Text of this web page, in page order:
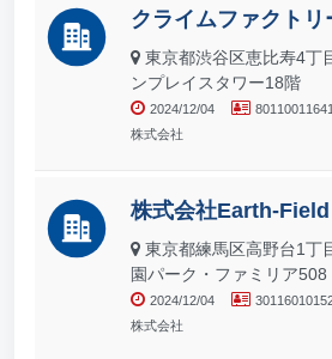
クライムファクトリ
東京都渋谷区恵比寿4丁
ンプレイスタワー18階
2024/12/04
株式会社
株式会社Earth-Field
東京都練馬区高野台1丁
園パーク・ファミリア508
2024/12/04
株式会社